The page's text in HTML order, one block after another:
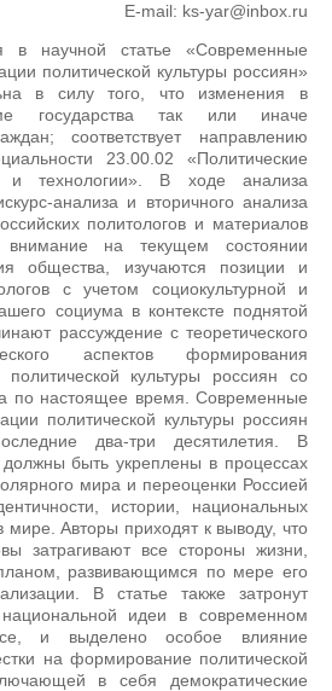
E-mail: ks-yar@inbox.ru
в научной статье «Современные
политической культуры россиян»
в силу того, что изменения в
государства так или иначе
соответствует направлению
23.00.02 «Политические
и технологии». В ходе анализа
анализа и вторичного анализа
политологов и материалов
на текущем состоянии
общества, изучаются позиции и
с учетом социокультурной и
социума в контексте поднятой
рассуждение с теоретического
аспектов формирования
культуры россиян со
по настоящее время. Современные
политической культуры россиян
два-три десятилетия. В
быть укреплены в процессах
мира и переоценки Россией
истории, национальных
мире. Авторы приходят к выводу, что
затрагивают все стороны жизни,
развивающимся по мере его
В статье также затронут
национальной идеи в современном
и выделено особое влияние
на формирование политической
в себя демократические